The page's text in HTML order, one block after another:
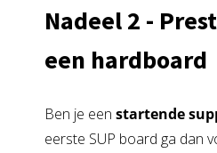
Nadeel 2 -
een hardboard
Ben je een startende
eerste SUP board ga dan